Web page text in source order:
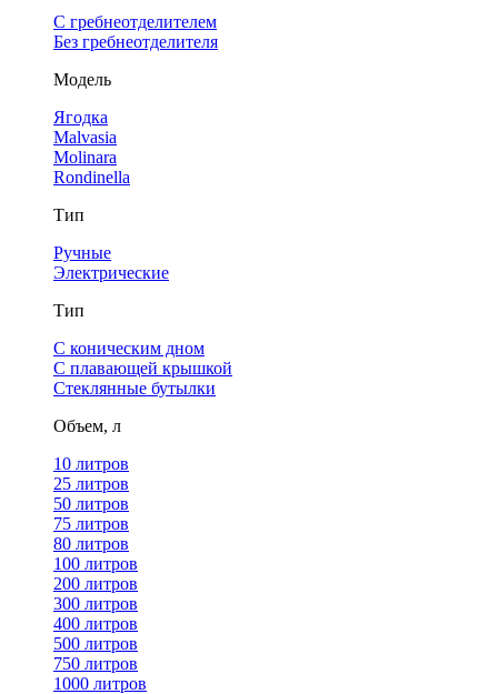
С гребнеотделителем
Без гребнеотделителя
Модель
Ягодка
Malvasia
Molinara
Rondinella
Тип
Ручные
Электрические
Тип
С коническим дном
С плавающей крышкой
Стеклянные бутылки
Объем, л
10 литров
25 литров
50 литров
75 литров
80 литров
100 литров
200 литров
300 литров
400 литров
500 литров
750 литров
1000 литров